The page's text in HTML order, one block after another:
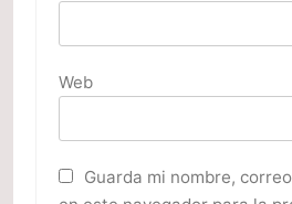
Web
Guarda mi nombre,